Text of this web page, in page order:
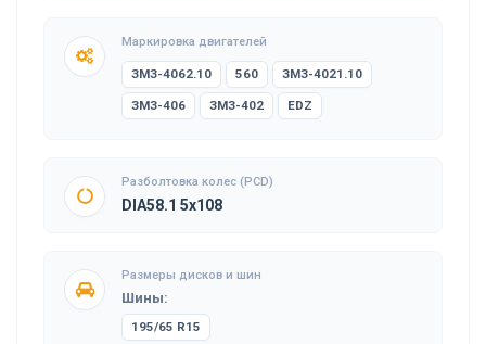
Маркировка двигателей
ЗМЗ-4062.10 560 ЗМЗ-4021.10
ЗМЗ-406 ЗМЗ-402 EDZ
Разболтовка колес (PCD)
DIA58.1 5x108
Размеры дисков и шин
Шины:
195/65 R15